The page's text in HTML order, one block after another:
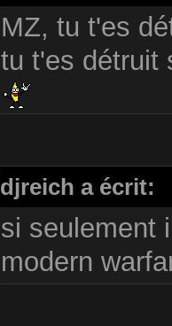
MZ, tu t'es
tu t'es détruit
djreich a écrit:
si seulement
modern